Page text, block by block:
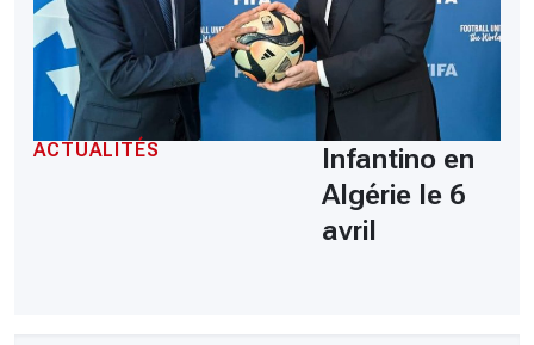
ACTUALITÉS
Infantino en
Algérie le 6
avril